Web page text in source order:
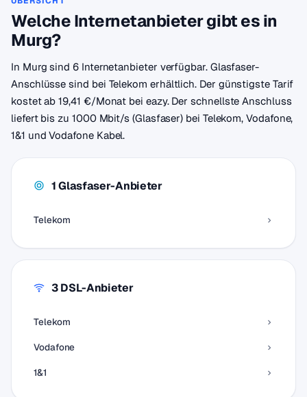
Welche Internetanbieter gibt es in
Murg?
In Murg sind 6 Internetanbieter verfügbar. Glasfaser-
Anschlüsse sind bei Telekom erhältlich. Der günstigste Tarif
kostet ab 19,41 €/Monat bei eazy. Der schnellste Anschluss
liefert bis zu 1000 Mbit/s (Glasfaser) bei Telekom, Vodafone,
1&1 und Vodafone Kabel.
1 Glasfaser-Anbieter
Telekom
3 DSL-Anbieter
Telekom
Vodafone
1&1